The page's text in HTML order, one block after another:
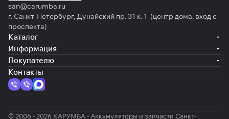
san@carumba.ru
г. Санкт-Петербург, Дунайский пр. 31 к. 1 (центр дома, вход с
проспекта)
Каталог
Информация
Покупателю
Контакты
© 2006 - 2026 КАРУМБА - Аккумуляторы и запчасти Санкт-